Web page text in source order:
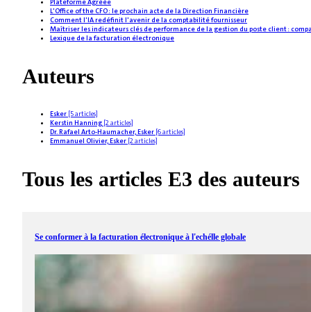
Plateforme Agréée
L'Office of the CFO : le prochain acte de la Direction Financière
Comment l'IA redéfinit l'avenir de la comptabilité fournisseur
Maîtriser les indicateurs clés de performance de la gestion du poste client :
Lexique de la facturation électronique
Auteurs
Esker [5 articles]
Kerstin Hanning [2 articles]
Dr. Rafael Arto-Haumacher, Esker [6 articles]
Emmanuel Olivier, Esker [2 articles]
Tous les articles E3 des auteurs
Se conformer à la facturation électronique à l'echélle globale